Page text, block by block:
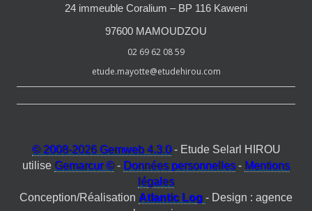
24 immeuble Coralium – BP 116 Kaweni
97600 MAMOUDZOU
02 69 62 08 59
etude.mayotte@etudehirou.com
© 2008-2026 Gemweb 4.3.0- Etude Selarl HIROU
utilise Gemarcur © - Données personnelles - Mentions
légales
Conception/Réalisation Atlantic Log - Design : agence